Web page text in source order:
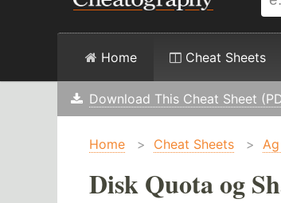
Home Cheat Sheets
Download This Cheat Sheet
Home > Cheat Sheets >
Disk Quota og